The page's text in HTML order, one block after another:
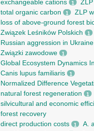
exchangeable cations 1 ZLP
total organic carbon 1 ZLP
loss of above-ground forest
Związek Leśników Polskich 1
Russian aggression in Ukraine
Związki zawodowe 1
Global Ecosystem Dynamics
Canis lupus familiaris 1
Normalized Difference
natural forest regeneration 1
silvicultural and economic
forest recovery
direct production costs 1 A.